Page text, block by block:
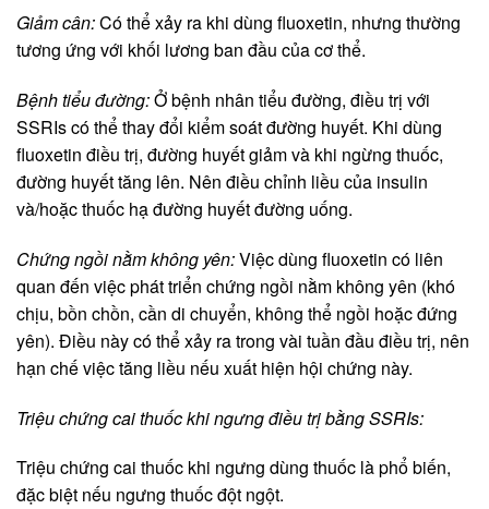
Giảm cân:Có thể xảy ra khi dùng fluoxetin, nhưng thường
tương ứng với khối lương ban đầu của cơ thể.
Bệnh tiểu đường:Ở bệnh nhân tiểu đường, điều trị với
SSRIs có thể thay đổi kiểm soát đường huyết. Khi dùng
fluoxetin điều trị, đường huyết giảm và khi ngừng thuốc,
đường huyết tăng lên. Nên điều chỉnh liều của insulin
và/hoặc thuốc hạ đường huyết đường uống.
Chứng ngồi nằm không yên:Việc dùng fluoxetin có liên
quan đến việc phát triển chứng ngồi nằm không yên (khó
chịu, bồn chồn, cần di chuyển, không thể ngồi hoặc đứng
yên). Điều này có thể xảy ra trong vài tuần đầu điều trị, nên
hạn chế việc tăng liều nếu xuất hiện hội chứng này.
Triệu chứng cai thuốc khi ngưng điều trị bằng SSRIs:
Triệu chứng cai thuốc khi ngưng dùng thuốc là phổ biến,
đặc biệt nếu ngưng thuốc đột ngột.